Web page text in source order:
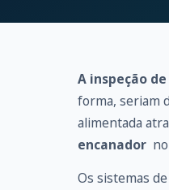
A inspeção
forma, seriam
alimentada
encanador
Os sistemas